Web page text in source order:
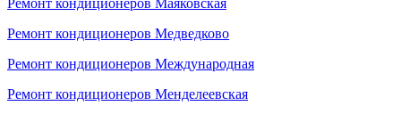
Ремонт кондиционеров Маяковская
Ремонт кондиционеров Медведково
Ремонт кондиционеров Международная
Ремонт кондиционеров Менделеевская